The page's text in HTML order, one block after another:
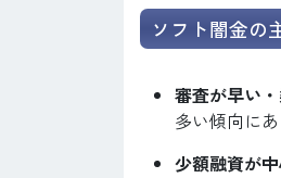
ソフト闇金の
審査が早い・
多い傾向にあ
少額融資が中